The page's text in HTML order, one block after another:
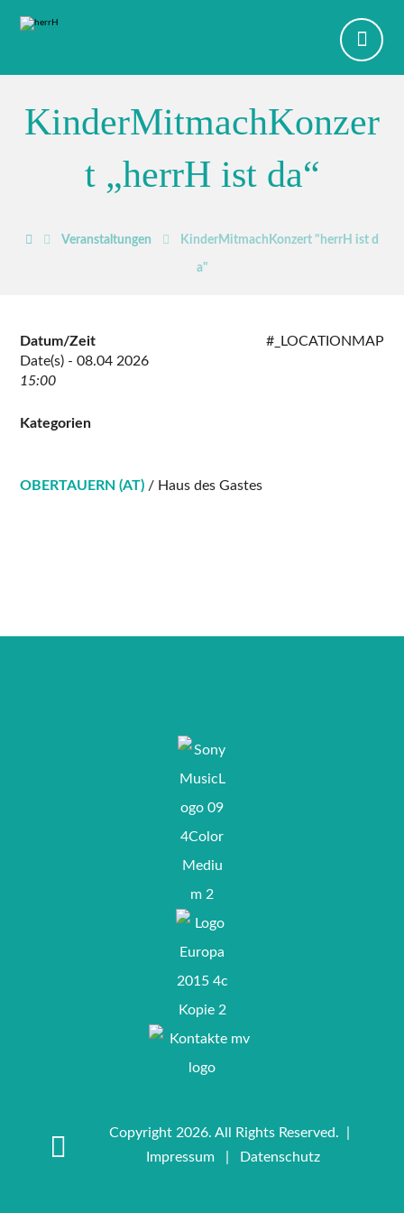
KinderMitmachKonzer
t „herrH ist da“
Veranstaltungen KinderMitmachKonzert "herrH ist d
a"
#_LOCATIONMAP
Datum/Zeit
Date(s) - 08.04 2026
15:00
Kategorien
OBERTAUERN (AT) / Haus des Gastes
Copyright 2026. All Rights Reserved. |
Impressum| Datenschutz